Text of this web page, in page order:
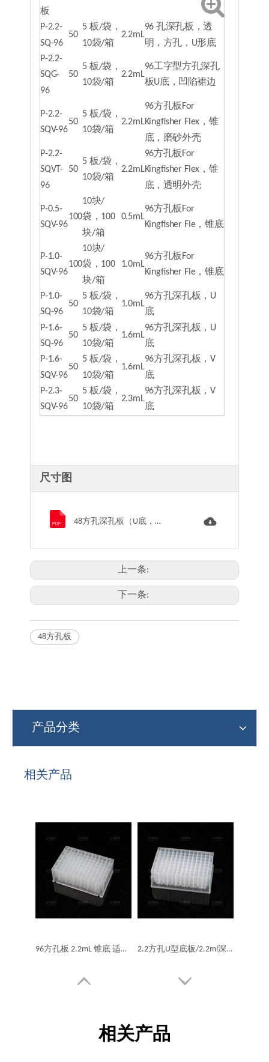
板
P-2.2-
SQ-96
50
5 板/袋，
10袋/箱
2.2mL
96 孔深孔板，透
明，方孔，U形底
P-2.2-
SQG-
96
50
5 板/袋，
10袋/箱
2.2mL
96工字型方孔深孔
板U底，凹陷裙边
P-2.2-
SQV-96
50
5 板/袋，
10袋/箱
2.2mL
96方孔板For
Kingfisher Flex，锥
底，磨砂外壳
P-2.2-
SQVT-
96
50
5 板/袋，
10袋/箱
2.2mL
96方孔板For
Kingfisher Flex，锥
底，透明外壳
P-0.5-
SQV-96
100
10块/
袋，100
块/箱
0.5mL
96方孔板For
Kingfisher Fle，锥底
P-1.0-
SQV-96
100
10块/
袋，100
块/箱
1.0mL
96方孔板For
Kingfisher Fle，锥底
P-1.0-
SQ-96
50
5 板/袋，
10袋/箱
1.0mL
96方孔深孔板，U
底
P-1.6-
SQ-96
50
5 板/袋，
10袋/箱
1.6mL
96方孔深孔板，U
底
P-1.6-
SQV-96
50
5 板/袋，
10袋/箱
1.6mL
96方孔深孔板，V
底
P-2.3-
SQV-96
50
5 板/袋，
10袋/箱
2.3mL
96方孔深孔板，V
底
尺寸图
48方孔深孔板（U底，4.6mL）.pdf
上一条:
下一条:
48方孔板
产品分类
相关产品
96方孔板 2.2mL 锥底 适用于KF 磨砂外壳 2.2方孔U型底板/2.2ml深孔板
相关产品